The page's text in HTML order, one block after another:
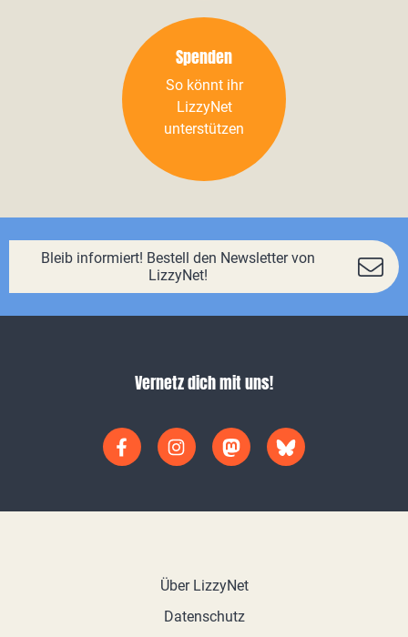
Spenden
So könnt ihr
LizzyNet
unterstützen
Bleib informiert! Bestell den Newsletter von
LizzyNet!
Vernetz dich mit uns!
Über LizzyNet
Datenschutz